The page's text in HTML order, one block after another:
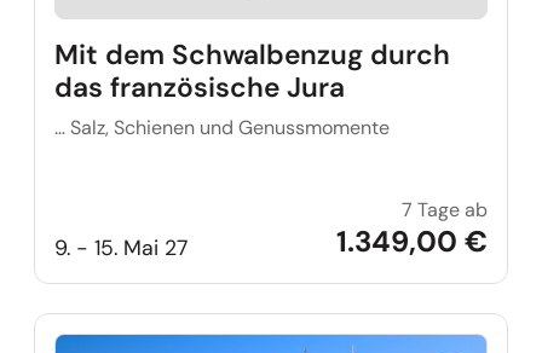
Mit dem Schwalbenzug durch
das französische Jura
… Salz, Schienen und Genussmomente
9. - 15. Mai 27
Mit
7 Tage ab
1.349,00 €